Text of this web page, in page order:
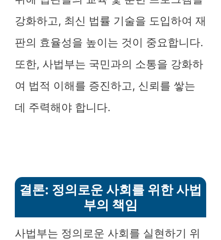
강화하고, 최신 법률 기술을 도입하여 재
판의 효율성을 높이는 것이 중요합니다.
또한, 사법부는 국민과의 소통을 강화하
여 법적 이해를 증진하고, 신뢰를 쌓는
데 주력해야 합니다.
결론: 정의로운 사회를 위한 사법
부의 책임
사법부는 정의로운 사회를 실현하기 위